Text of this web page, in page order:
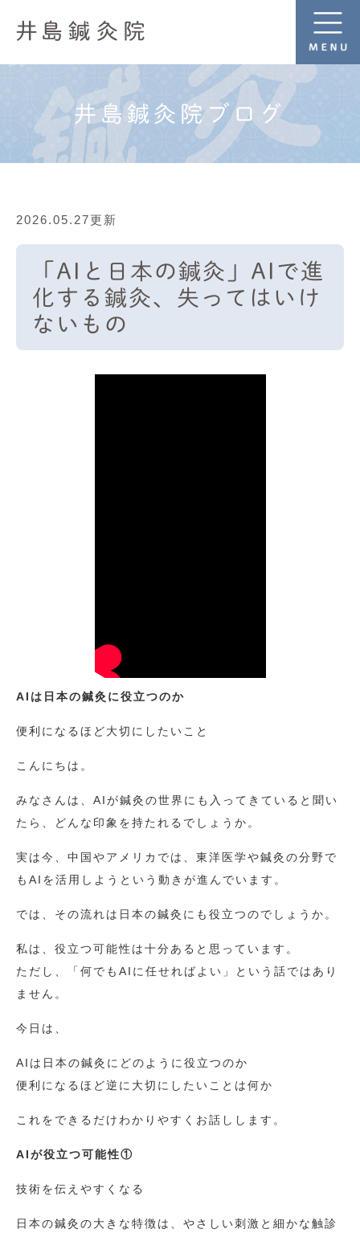
井島鍼灸院ブログ
2026.05.27更新
「AIと日本の鍼灸」AIで進
化する鍼灸、失ってはいけ
ないもの
AIは日本の鍼灸に役立つのか
便利になるほど大切にしたいこと
こんにちは。
みなさんは、AIが鍼灸の世界にも入ってきていると聞い
たら、どんな印象を持たれるでしょうか。
実は今、中国やアメリカでは、東洋医学や鍼灸の分野で
もAIを活用しようという動きが進んでいます。
では、その流れは日本の鍼灸にも役立つのでしょうか。
私は、役立つ可能性は十分あると思っています。
ただし、「何でもAIに任せればよい」という話ではあり
ません。
今日は、
AIは日本の鍼灸にどのように役立つのか
便利になるほど逆に大切にしたいことは何か
これをできるだけわかりやすくお話しします。
AIが役立つ可能性①
技術を伝えやすくなる
日本の鍼灸の大きな特徴は、やさしい刺激と細かな触診